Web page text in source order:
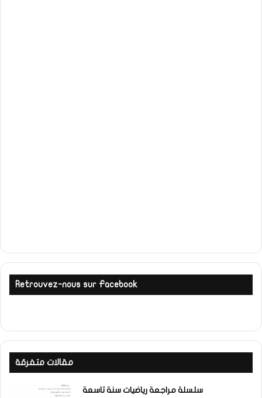
Retrouvez-nous sur Facebook
مقالات متفرقة
سلسلة مراجعة رياضيات سنة تاسعة